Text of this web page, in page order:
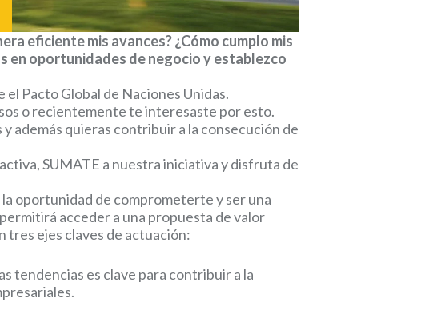
eficiente mis avances? ¿Cómo cumplo mis
en oportunidades de negocio y establezco
Pacto Global de Naciones Unidas.
o recientemente te interesaste por esto.
además quieras contribuir a la consecución de
SUMATE a nuestra iniciativa y disfruta de
oportunidad de comprometerte y ser una
acceder a una propuesta de valor
tres ejes claves de actuación:
tendencias es clave para contribuir a la